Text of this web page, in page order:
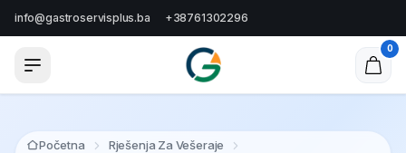
info@gastroservisplus.ba +38761302296
0
Početna
Rješenja Za Vešeraje